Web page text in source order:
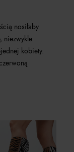
nosiłaby
niezwykle
kobiety.